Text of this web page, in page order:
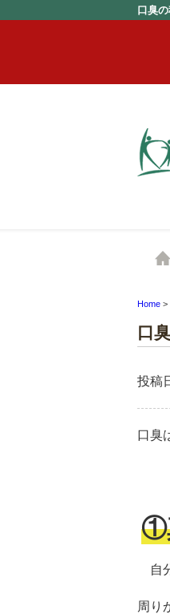
口臭
Home >
口
投稿
口臭
①
自
周り